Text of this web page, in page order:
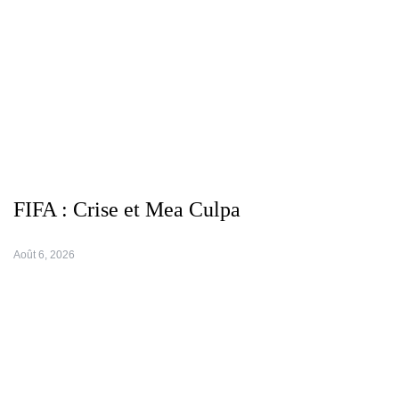
FIFA : Crise et Mea Culpa
Août 6, 2026